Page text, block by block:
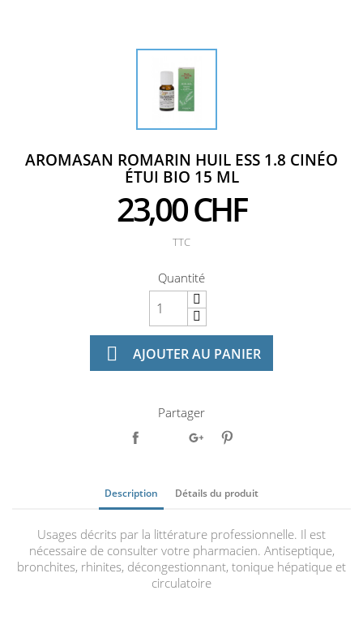
AROMASAN ROMARIN HUIL ESS 1.8 CINÉO
ÉTUI BIO 15 ML
23,00 CHF
TTC
Quantité
 AJOUTER AU PANIER
Partager
Description Détails du produit
Usages décrits par la littérature professionnelle. Il est
nécessaire de consulter votre pharmacien. Antiseptique,
bronchites, rhinites, décongestionnant, tonique hépatique et
circulatoire